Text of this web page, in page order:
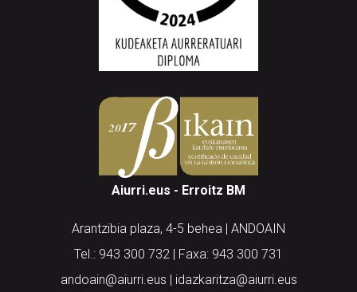
Aiurri.eus - Erroitz BM
Arantzibia plaza, 4-5 behea | ANDOAIN
Tel.: 943 300 732 | Faxa: 943 300 731
andoain@aiurri.eus | idazkaritza@aiurri.eus